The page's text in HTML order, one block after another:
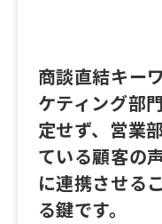
商談直結キー
ケティング部
定せず、営業
ている顧客の
に連携させる
る鍵です。